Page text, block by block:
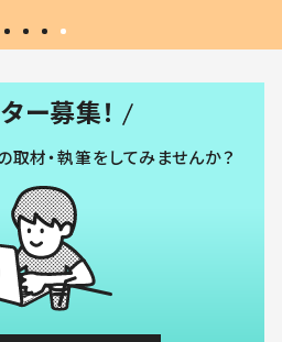
ー募集！
取材・執筆をしてみませんか？